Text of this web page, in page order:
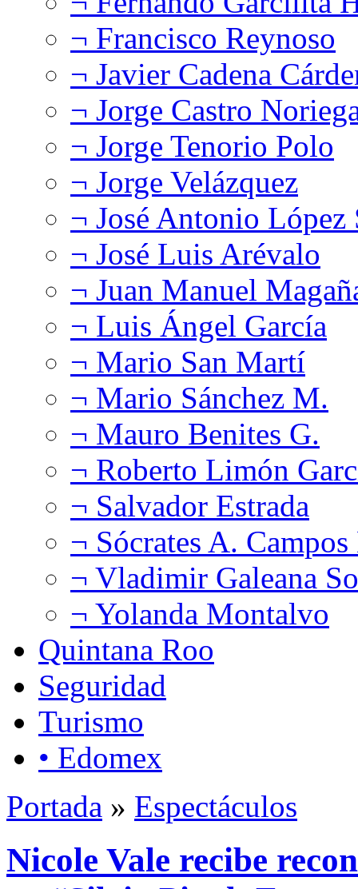
¬ Francisco Reynoso
¬ Javier Cadena
¬ Jorge Castro
¬ Jorge Tenorio Polo
¬ Jorge Velázquez
¬ José Antonio López
¬ José Luis Arévalo
¬ Juan Manuel
¬ Luis Ángel García
¬ Mario San Martí
¬ Mario Sánchez M.
¬ Mauro Benites G.
¬ Roberto Limón
¬ Salvador Estrada
¬ Sócrates A.
¬ Vladimir Galeana
¬ Yolanda Montalvo
Quintana Roo
Seguridad
Turismo
• Edomex
Portada » Espectáculos
Nicole Vale recibe